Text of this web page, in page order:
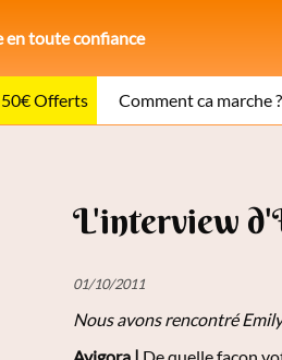
en toute confiance
50€ Offerts Comment ca marche ?
L'interview
01/10/2011
Nous avons rencontré Emily